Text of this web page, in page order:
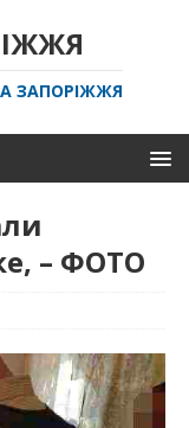
ЗАПОРІЖЖЯ
– ФОТО